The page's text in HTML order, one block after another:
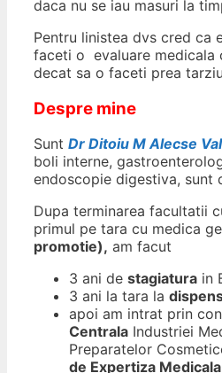
daca nu se iau masuri la
Pentru linistea dvs cred ca
faceti o evaluare medicala
decat sa o faceti prea
Despre mine
Sunt Dr Ditoiu M Alecse
boli interne,
endoscopie digestiva, sunt
Dupa terminarea facultatii
primul pe tara cu medica
promotie), am facut
3 ani de stagiatura in
3 ani la tara la
apoi am intrat prin
Centrala Industriei
Preparatelor
de Expertiza Medicala